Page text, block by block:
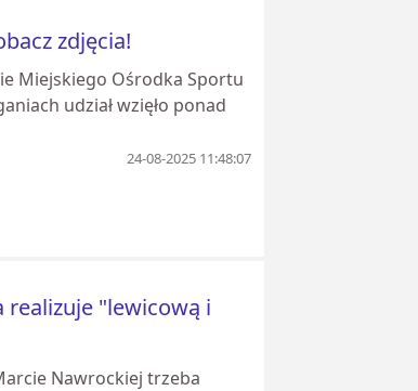
zdjęcia!
Miejskiego Ośrodka Sportu
udział wzięło ponad
24-08-2025 11:48:07
realizuje "lewicową i
Nawrockiej trzeba